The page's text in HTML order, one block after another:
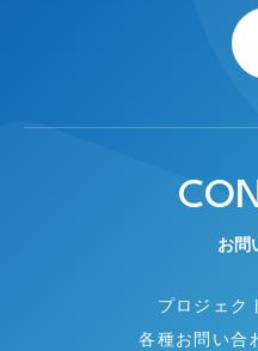
お問
プロジェク
各種お問い合